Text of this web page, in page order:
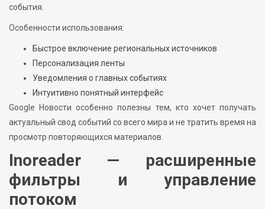
события.
Особенности использования:
Быстрое включение региональных источников
Персонализация ленты
Уведомления о главных событиях
Интуитивно понятный интерфейс
Google Новости особенно полезны тем, кто хочет получать
актуальный свод событий со всего мира и не тратить время на
просмотр повторяющихся материалов.
Inoreader — расширенные
фильтры и управление
потоком